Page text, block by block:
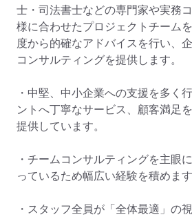
士・司法書士などの専門家や実務
様に合わせたプロジェクトチーム
度から的確なアドバイスを行い、
コンサルティングを提供します。
・中堅、中小企業への支援を多く
ントへ丁寧なサービス、顧客満足
提供しています。
・チームコンサルティングを主眼
っているため幅広い経験を積めます
・スタッフ全員が「全体最適」の